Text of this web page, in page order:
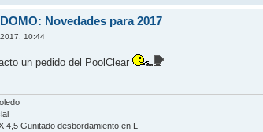
Novedades para 2017
10:44
un pedido del PoolClear
4,5 Gunitado desbordamiento en L